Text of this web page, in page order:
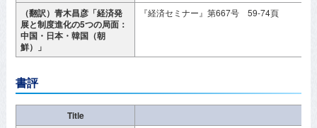
（翻訳）青木昌彦「経済発
展と制度進化の5つの局面：
中国・日本・韓国（朝
鮮）」
『経済セミナー』第667号 59-74頁
書評
Title